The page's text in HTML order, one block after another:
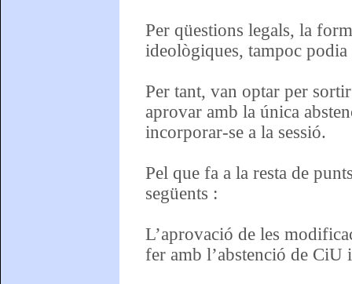
Per qüestions legals, la
ideològiques, tampoc
Per tant, van optar per
aprovar amb la única
incorporar-se a la sessió.
Pel que fa a la resta de
següents :
L’aprovació de les
fer amb l’abstenció de CiU